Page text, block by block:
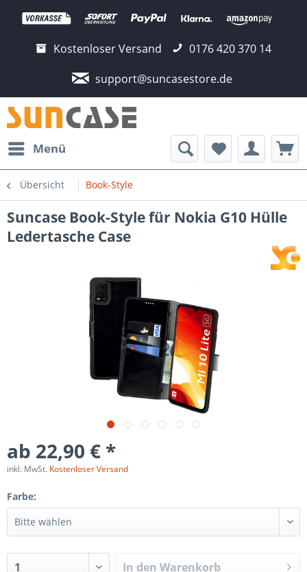
Kostenloser Versand
0176 420 370 14
support@suncasestore.de
Menü
Übersicht Book-Style
Suncase Book-Style für Nokia G10 Hülle
Ledertasche Case
ab 22,90 € *
inkl. MwSt. Kostenloser Versand
Farbe:
In den Warenkorb